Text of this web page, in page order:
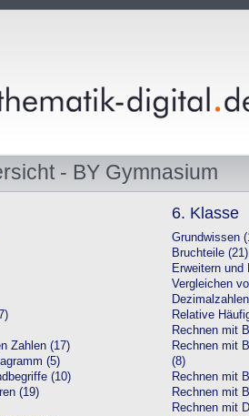
- BY Gymnasium
Zahlen (17)
(5)
(10)
(19)
6. Klasse
Grundwissen
Bruchteile (21)
Erweitern und
Vergleichen
Relative
Rechnen mit
Rechnen mit
(8)
Rechnen mit
Rechnen mit
Rechnen mit